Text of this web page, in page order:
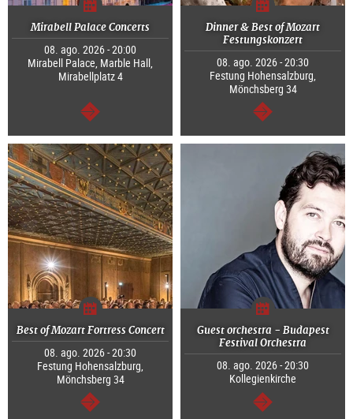
Mirabell Palace Concerts
08. ago. 2026 - 20:00
Mirabell Palace, Marble Hall,
Mirabellplatz 4
segue
Dinner & Best of Mozart
Festungskonzert
08. ago. 2026 - 20:30
Festung Hohensalzburg,
Mönchsberg 34
segue
Best of Mozart Fortress Concert
08. ago. 2026 - 20:30
Festung Hohensalzburg,
Mönchsberg 34
Guest orchestra - Budapest
Festival Orchestra
08. ago. 2026 - 20:30
Kollegienkirche